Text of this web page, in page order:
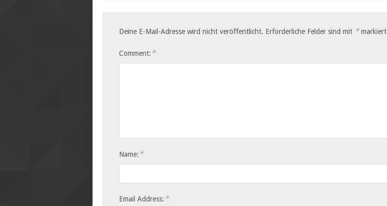
Deine E-Mail-Adresse wird nicht veröffentlicht. Erforderliche Felder sind mit *markiert
Comment: *
Name: *
Email Address: *